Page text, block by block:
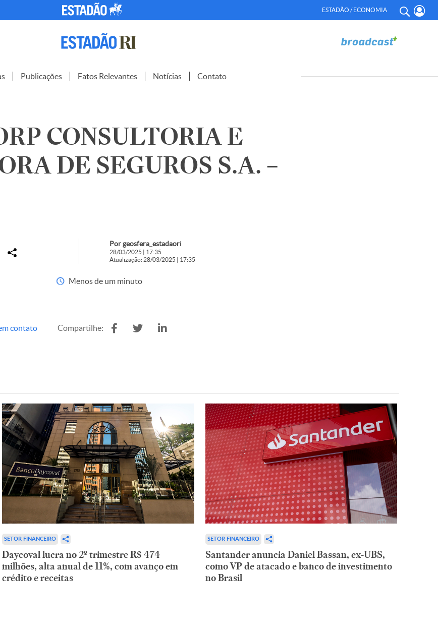
ESTADÃO / ECONOMIA
Publicações Fatos Relevantes Notícias Contato
CONSULTORIA E
DE SEGUROS S.A. –
Por geosfera_estadaori
28/03/2025 | 17:35
Atualização: 28/03/2025 | 17:35
Menos de um minuto
contato Compartilhe:
SETOR FINANCEIRO
Daycoval lucra no 2º trimestre R$ 474
milhões, alta anual de 11%, com avanço em
crédito e receitas
SETOR FINANCEIRO
Santander anuncia Daniel Bassan, ex-UBS,
como VP de atacado e banco de investimento
no Brasil